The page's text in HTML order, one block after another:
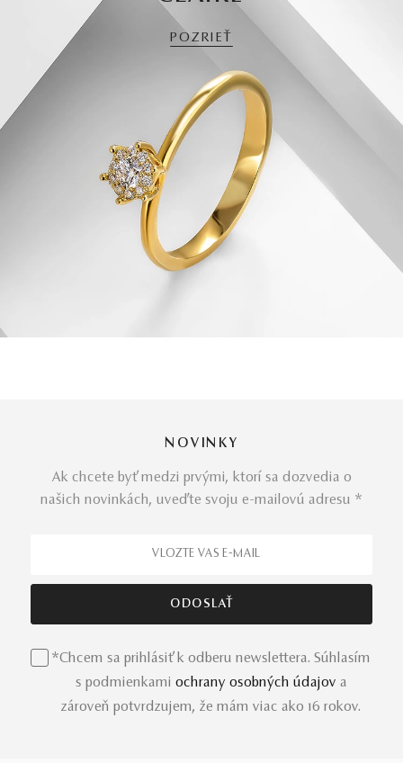
POZRIEŤ
NOVINKY
Ak chcete byť medzi prvými, ktorí sa dozvedia o
našich novinkách, uveďte svoju e-mailovú adresu *
*Chcem sa prihlásiť k odberu newslettera. Súhlasím
s podmienkami ochrany osobných údajov a
zároveň potvrdzujem, že mám viac ako 16 rokov.